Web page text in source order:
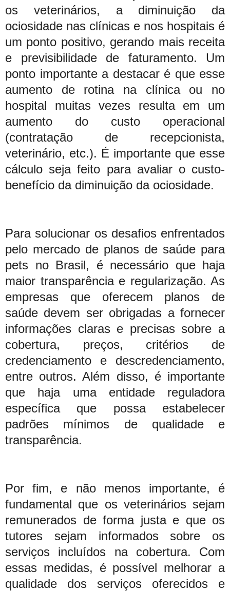
os veterinários, a diminuição da
ociosidade nas clínicas e nos hospitais é
um ponto positivo, gerando mais receita
e previsibilidade de faturamento. Um
ponto importante a destacar é que esse
aumento de rotina na clínica ou no
hospital muitas vezes resulta em um
aumento do custo operacional
(contratação de recepcionista,
veterinário, etc.). É importante que esse
cálculo seja feito para avaliar o custo-
benefício da diminuição da ociosidade.
Para solucionar os desafios enfrentados
pelo mercado de planos de saúde para
pets no Brasil, é necessário que haja
maior transparência e regularização. As
empresas que oferecem planos de
saúde devem ser obrigadas a fornecer
informações claras e precisas sobre a
cobertura, preços, critérios de
credenciamento e descredenciamento,
entre outros. Além disso, é importante
que haja uma entidade reguladora
específica que possa estabelecer
padrões mínimos de qualidade e
transparência.
Por fim, e não menos importante, é
fundamental que os veterinários sejam
remunerados de forma justa e que os
tutores sejam informados sobre os
serviços incluídos na cobertura. Com
essas medidas, é possível melhorar a
qualidade dos serviços oferecidos e